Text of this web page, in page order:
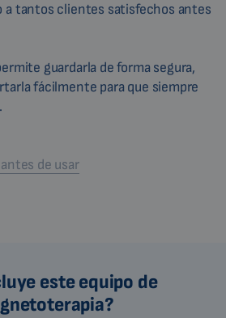
a tantos clientes satisfechos antes
guardarla de forma segura,
fácilmente para que siempre
de usar
este equipo de